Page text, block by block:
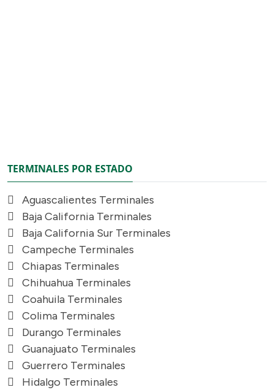
TERMINALES POR ESTADO
Aguascalientes Terminales
Baja California Terminales
Baja California Sur Terminales
Campeche Terminales
Chiapas Terminales
Chihuahua Terminales
Coahuila Terminales
Colima Terminales
Durango Terminales
Guanajuato Terminales
Guerrero Terminales
Hidalgo Terminales